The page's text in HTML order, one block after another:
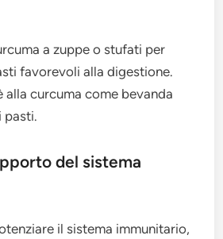
a zuppe o stufati per
favorevoli alla digestione.
alla curcuma come bevanda
pasti.
del sistema
il sistema immunitario,